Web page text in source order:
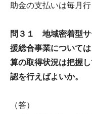
助金の支払いは毎月
問３１ 地域密着型サ
援総合事業について
算の取得状況は把握
認を行えばよいか。
（答）